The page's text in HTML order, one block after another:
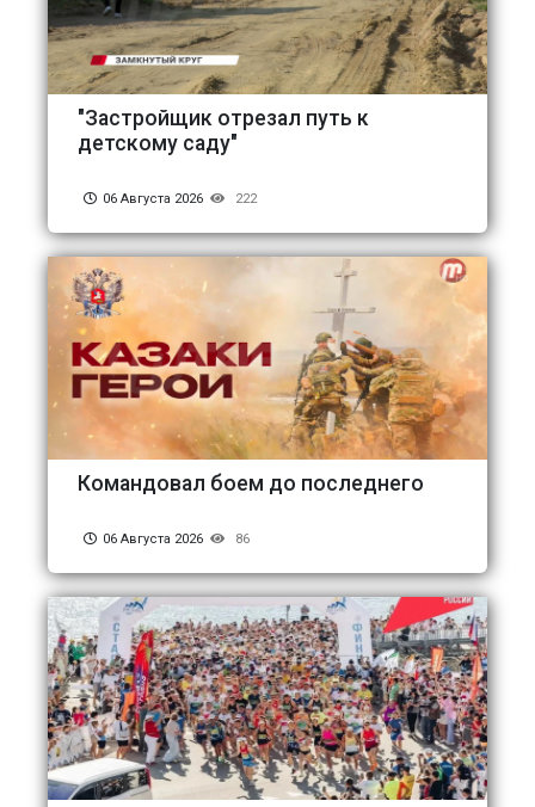
"Застройщик отрезал путь к
детскому саду"
06 Августа 2026 222
Командовал боем до последнего
06 Августа 2026 86